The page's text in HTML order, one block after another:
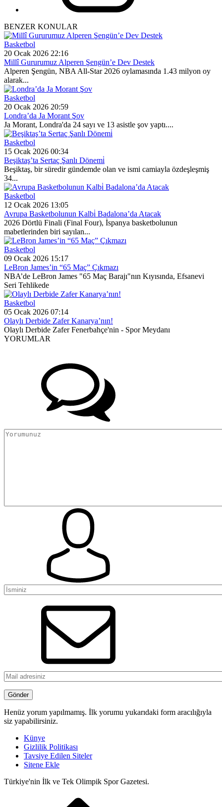
BENZER KONULAR
Basketbol
20 Ocak 2026 22:16
Millî Gururumuz Alperen Şengün’e Dev Destek
Alperen Şengün, NBA All-Star 2026 oylamasında 1.43 milyon oy
alarak...
Basketbol
20 Ocak 2026 20:59
Londra’da Ja Morant Şov
Ja Morant, Londra'da 24 sayı ve 13 asistle şov yaptı....
Basketbol
15 Ocak 2026 00:34
Beşiktaş’ta Sertaç Şanlı Dönemi̇
Beşiktaş, bir süredir gündemde olan ve ismi camiayla özdeşleşmiş
34...
Basketbol
12 Ocak 2026 13:05
Avrupa Basketbolunun Kalbi̇ Badalona’da Atacak
2026 Dörtlü Finali (Final Four), İspanya basketbolunun
mabetlerinden biri sayılan...
Basketbol
09 Ocak 2026 15:17
LeBron James’in “65 Maç” Çıkmazı
NBA’de LeBron James "65 Maç Barajı"nın Kıyısında, Efsanevi
Seri Tehlikede
Basketbol
05 Ocak 2026 07:14
Olaylı Derbide Zafer Kanarya’nın!
Olaylı Derbide Zafer Fenerbahçe'nin - Spor Meydanı
YORUMLAR
Henüz yorum yapılmamış. İlk yorumu yukarıdaki form aracılığıyla
siz yapabilirsiniz.
Künye
Gizlilik Politikası
Tavsiye Edilen Siteler
Sitene Ekle
Türkiye'nin İlk ve Tek Olimpik Spor Gazetesi.